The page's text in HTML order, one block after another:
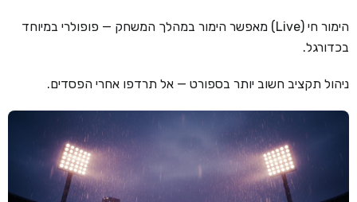
וידאו פוקר
בונוסים בקזינו אונליין
קזינו קריפטו
קזינו PayPal
טורנירי קזינו
הימורי ספורט
אודות
הימור חי (Live) מאפשר הימור במהלך המשחק — פופולרי במיוחד
בכדורגל.
ניהול תקציב חשוב יותר בספורט — אל תרדפו אחרי הפסדים.